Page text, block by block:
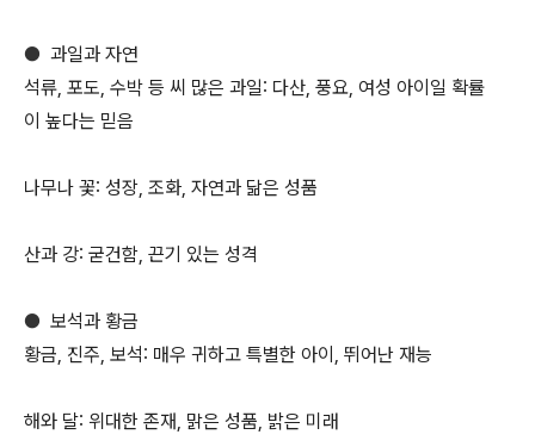
● 과일과 자연
석류, 포도, 수박 등 씨 많은 과일: 다산, 풍요, 여성 아이일 확률
이 높다는 믿음
나무나 꽃: 성장, 조화, 자연과 닮은 성품
산과 강: 굳건함, 끈기 있는 성격
● 보석과 황금
황금, 진주, 보석: 매우 귀하고 특별한 아이, 뛰어난 재능
해와 달: 위대한 존재, 맑은 성품, 밝은 미래